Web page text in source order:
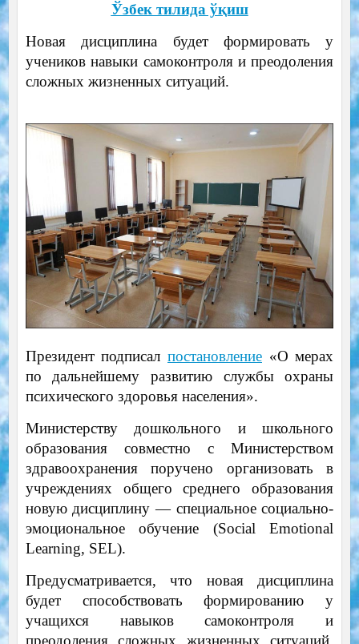
Ўзбек тилида ўқиш
Новая дисциплина будет формировать у
учеников навыки самоконтроля и преодоления
сложных жизненных ситуаций.
Президент подписал постановление «О мерах
по дальнейшему развитию службы охраны
психического здоровья населения».
Министерству дошкольного и школьного
образования сов­местно с Министерством
здравоохранения поручено организовать в
учреждениях общего среднего образования
новую дисциплину — специальное социально-
эмоциональное обучение (Social Emotional
Learning, SEL).
Предусматривается, что новая дисциплина
будет способствовать формированию у
учащихся навыков самокон­троля и
преодоления сложных жизненных ситуаций,